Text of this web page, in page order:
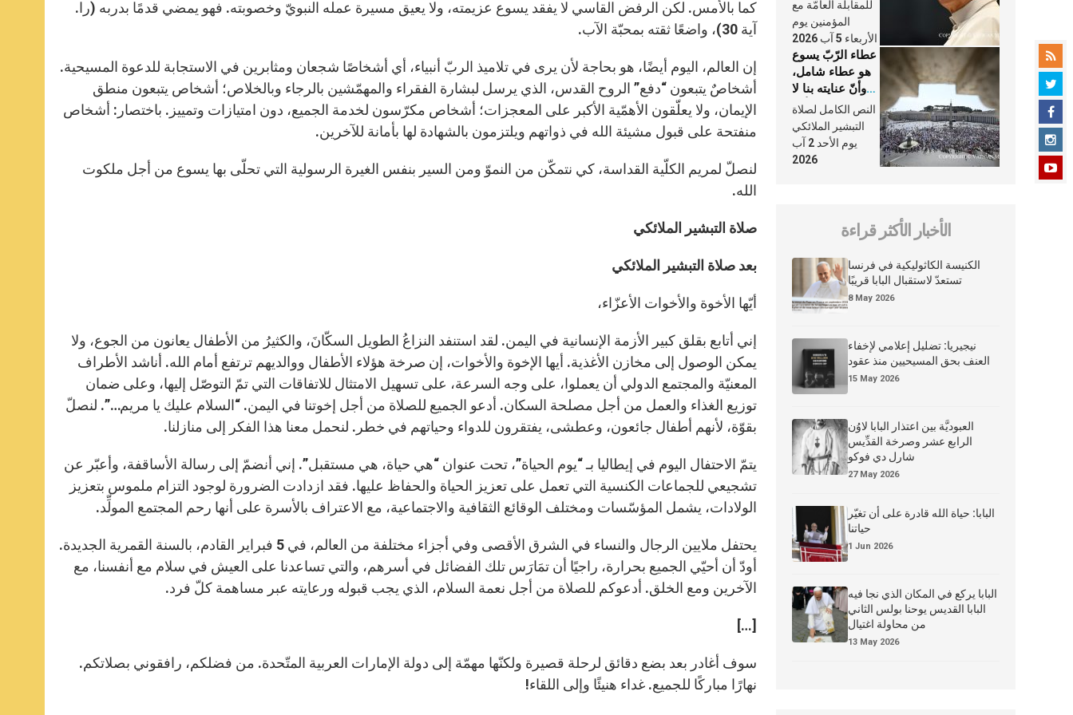
كما بالأمس. لكن الرفض القاسي لا يفقد يسوع عزيمته، ولا يعيق مسيرة عمله النبويّ وخصوبته. فهو يمضي قدمًا بدربه (را.
آية 30)، واضعًا ثقته بمحبّة الآب.
إن العالم، اليوم أيضًا، هو بحاجة لأن يرى في تلاميذ الربّ أنبياء، أي أشخاصًا شجعان ومثابرين في الاستجابة للدعوة المسيحية.
أشخاصٌ يتبعون “دفع” الروح القدس، الذي يرسل لبشارة الفقراء والمهمّشين بالرجاء وبالخلاص؛ أشخاص يتبعون منطق
الإيمان، ولا يعلّقون الأهمّية الأكبر على المعجزات؛ أشخاص مكرّسون لخدمة الجميع، دون امتيازات وتمييز. باختصار: أشخاص
منفتحة على قبول مشيئة الله في ذواتهم ويلتزمون بالشهادة لها بأمانة للآخرين.
لنصلّ لمريم الكلّية القداسة، كي نتمكّن من النموّ ومن السير بنفس الغيرة الرسولية التي تحلّى بها يسوع من أجل ملكوت
الله.
صلاة التبشير الملائكي
بعد صلاة التبشير الملائكي
أيّها الأخوة والأخوات الأعزّاء،
إني أتابع بقلق كبير الأزمة الإنسانية في اليمن. لقد استنفد النزاعُ الطويل السكّانَ، والكثيرُ من الأطفال يعانون من الجوع، ولا
يمكن الوصول إلى مخازن الأغذية. أيها الإخوة والأخوات، إن صرخة هؤلاء الأطفال ووالديهم ترتفع أمام الله. أناشد الأطراف
المعنيّة والمجتمع الدولي أن يعملوا، على وجه السرعة، على تسهيل الامتثال للاتفاقات التي تمّ التوصّل إليها، وعلى ضمان
توزيع الغذاء والعمل من أجل مصلحة السكان. أدعو الجميع للصلاة من أجل إخوتنا في اليمن. “السلام عليك يا مريم…”. لنصلّ
بقوّة، لأنهم أطفال جائعون، وعطشى، يفتقرون للدواء وحياتهم في خطر. لنحمل معنا هذا الفكر إلى منازلنا.
يتمّ الاحتفال اليوم في إيطاليا بـ “يوم الحياة”، تحت عنوان “هي حياة، هي مستقبل”. إني أنضمّ إلى رسالة الأساقفة، وأعبّر عن
تشجيعي للجماعات الكنسية التي تعمل على تعزيز الحياة والحفاظ عليها. فقد ازدادت الضرورة لوجود التزام ملموس بتعزيز
الولادات، يشمل المؤسّسات ومختلف الوقائع الثقافية والاجتماعية، مع الاعتراف بالأسرة على أنها رحم المجتمع المولِّد.
يحتفل ملايين الرجال والنساء في الشرق الأقصى وفي أجزاء مختلفة من العالم، في 5 فبراير القادم، بالسنة القمرية الجديدة.
أودّ أن أحيّي الجميع بحرارة، راجيًا أن تمَارَس تلك الفضائل في أسرهم، والتي تساعدنا على العيش في سلام مع أنفسنا، مع
الآخرين ومع الخلق. أدعوكم للصلاة من أجل نعمة السلام، الذي يجب قبوله ورعايته عبر مساهمة كلّ فرد.
[…]
سوف أغادر بعد بضع دقائق لرحلة قصيرة ولكنّها مهمّة إلى دولة الإمارات العربية المتّحدة. من فضلكم، رافقوني بصلاتكم.
نهارًا مباركًا للجميع. غداء هنيئًا وإلى اللقاء!
الكنيسة
للمقابلة العامّة مع
المؤمنين يوم
الأربعاء 5 آب 2026
عطاء الرّبّ يسوع
هو عطاء شامل،
وأنّ عنايته بنا لا
تغيب عنّا أبدًا
النص الكامل لصلاة
التبشير الملائكي
يوم الأحد 2 آب
2026
الأخبار الأكثر قراءة
الكنيسة الكاثوليكية في فرنسا
تستعدّ لاستقبال البابا قريبًا
8 May 2026
نيجيريا: تضليل إعلامي لإخفاء
العنف بحق المسيحيين منذ عقود
15 May 2026
العبوديَّة بين اعتذار البابا لاوُن
الرابع عشر وصرخة القدِّيس
شارل دي فوكو
27 May 2026
البابا: حياة الله قادرة على أن تغيّر
حياتنا
1 Jun 2026
البابا يركع في المكان الذي نجا فيه
البابا القديس يوحنا بولس الثاني
من محاولة اغتيال
13 May 2026